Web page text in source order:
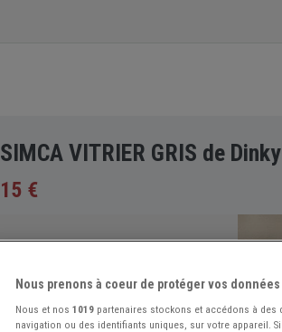
SIMCA VITRIER GRIS de
15 €
Nous prenons à coeur de protéger vos données
Nous et nos 1019 partenaires stockons et accédons à
navigation ou des identifiants uniques, sur votre appareil.